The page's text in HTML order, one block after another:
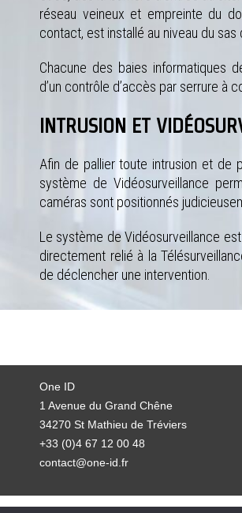
réseau veineux et empreinte du
contact, est installé au niveau du sas
Chacune des baies informatiques
d’un contrôle d’accès par serrure à
INTRUSION ET
Afin de pallier toute intrusion et de
système de Vidéosurveillance
caméras sont positionnés
Le système de Vidéosurveillance
directement relié à la
de déclencher une intervention.
One ID
1 Avenue du Grand Chêne
34270 St Mathieu de Tréviers
+33 (0)4 67 12 00 48
contact@one-id.fr